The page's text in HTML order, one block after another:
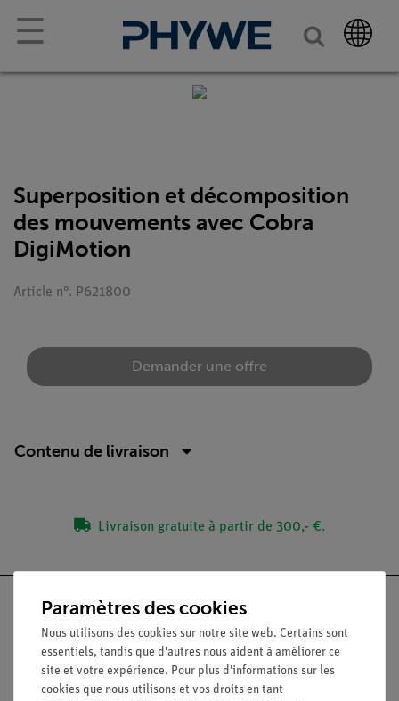
☰
Superposition et décomposition
des mouvements avec Cobra
DigiMotion
Article n°. P621800
Demander une offre
Contenu de livraison
Livraison gratuite à partir de 300,- €.
Nach oben
Paramètres des cookies
Nous utilisons des cookies sur notre site web. Certains sont
essentiels, tandis que d'autres nous aident à améliorer ce
site et votre expérience. Pour plus d'informations sur les
cookies que nous utilisons et vos droits en tant